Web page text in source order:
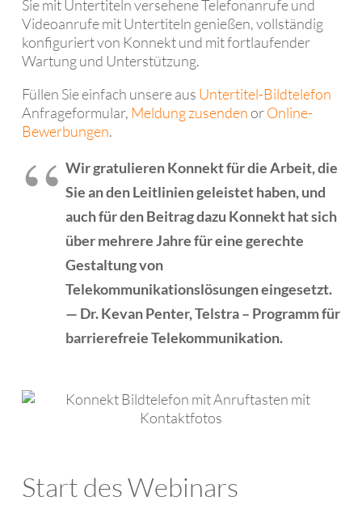
Sie mit Untertiteln versehene Telefonanrufe und
Videoanrufe mit Untertiteln genießen, vollständig
konfiguriert von Konnekt und mit fortlaufender
Wartung und Unterstützung.
Füllen Sie einfach unsere aus Untertitel-Bildtelefon
Anfrageformular, Meldung zusendenorOnline-
Bewerbungen.
Wir gratulieren Konnekt für die Arbeit, die
Sie an den Leitlinien geleistet haben, und
auch für den Beitrag dazu Konnekt hat sich
über mehrere Jahre für eine gerechte
Gestaltung von
Telekommunikationslösungen eingesetzt.
— Dr. Kevan Penter, Telstra – Programm für
barrierefreie Telekommunikation.
Start des Webinars